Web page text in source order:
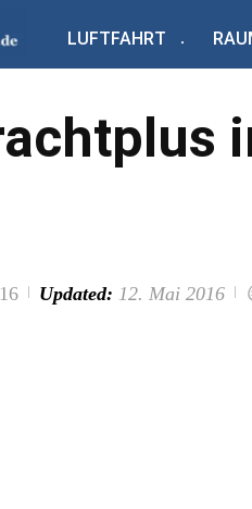
LUFTFAHRT
Updated: 12. Mai 2016